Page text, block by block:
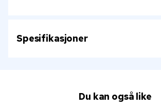
Spesifikasjoner
Du kan også like